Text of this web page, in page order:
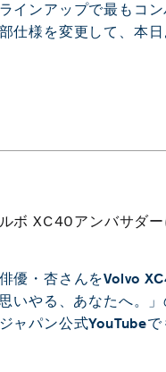
インアップで最もコ
仕様を変更して、本日
ボ XC40アンバサダ
優・杏さんをVolvo
いやる、あなたへ。
パン公式YouTubeで